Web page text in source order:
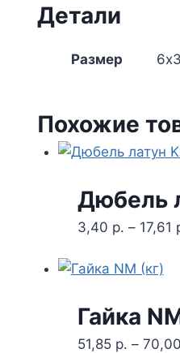
Детали
Размер
Похожие
Дюбель
3,40 р. – 17,61
Гайка
51,85 р. – 70,00